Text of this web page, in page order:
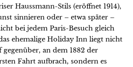
Haussmann-Stils (eröffnet 1914),
sinnieren oder – etwa später –
bei jedem Paris-Besuch gleich
ehemalige Holiday Inn liegt nicht
an dem 1882 der
Fahrt aufbrach, sondern es